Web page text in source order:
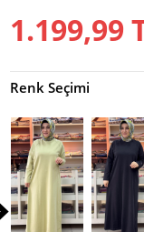
1.199,99
Renk Seçimi